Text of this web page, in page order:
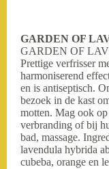
GARDEN OF
GARDEN OF
Prettige verfrisser
harmoniserend
en is antiseptisch.
bezoek in de kast
motten. Mag ook
verbranding of bij
bad, massage.
lavendula hybrida
cubeba, orange en